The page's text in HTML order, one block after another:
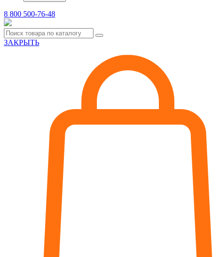
8 800 500-76-48
ЗАКРЫТЬ